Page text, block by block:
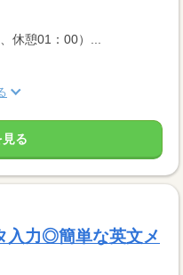
休憩01：00）...
る
入力◎簡単な英文メ